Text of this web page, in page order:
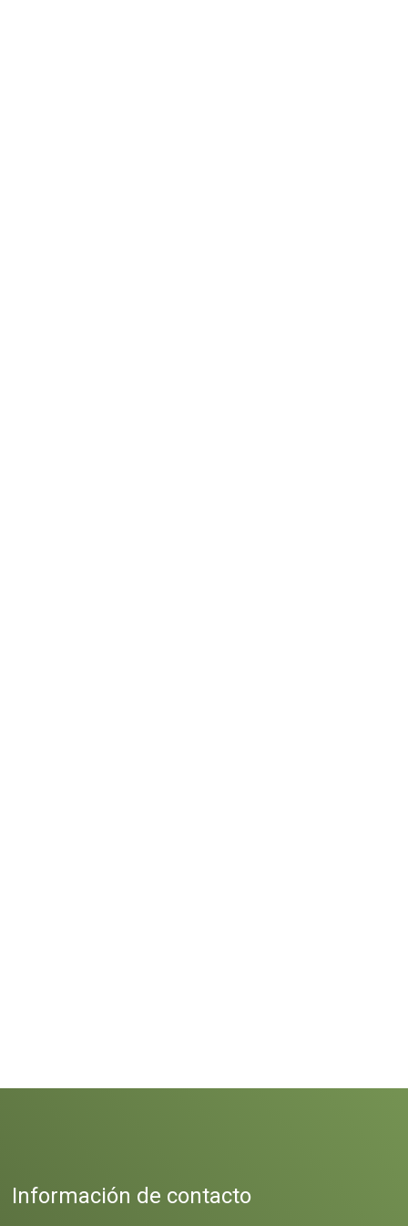
Información de contacto